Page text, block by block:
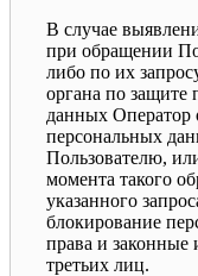
В случае
при обращении
либо по их
органа по защите
данных Оператор
персональных
Пользователю,
момента такого
указанного
блокирование
права и законные
третьих лиц.